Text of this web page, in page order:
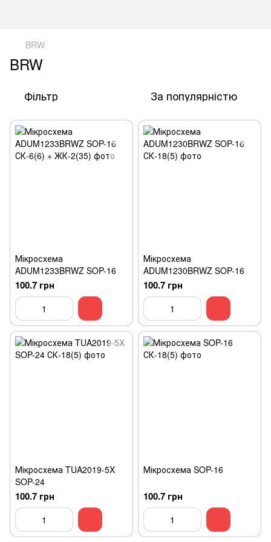
BRW
BRW
Фільтр За популярністю
Мікросхема
ADUM1233BRWZ SOP-16
100.7 грн
Мікросхема
ADUM1230BRWZ SOP-16
100.7 грн
Мікросхема TUA2019-5X
SOP-24
100.7 грн
Мікросхема SOP-16
100.7 грн